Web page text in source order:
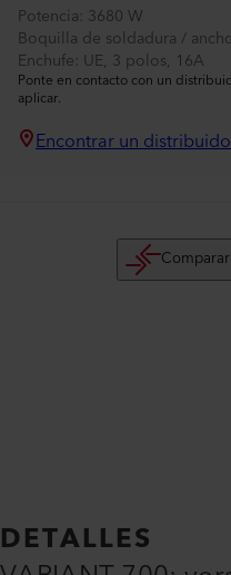
Potencia 3680 W
Boquilla de soldadura /
Enchufe UE, 3 polos, 16A
Ponte en contacto con un
aplicar.
Encontrar un
Comparar
DETALLES